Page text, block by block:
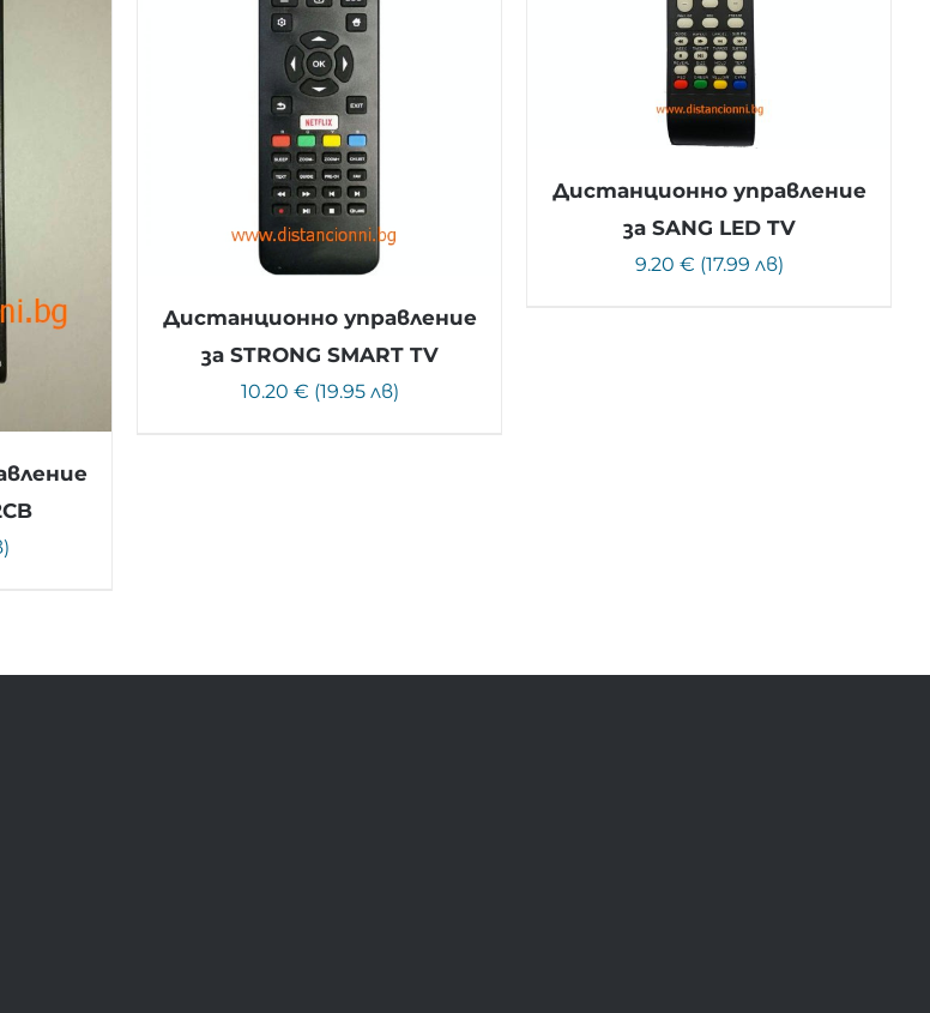
Дистанционно управление
за STRONG SMART TV
10.20 € (19.95 лв)
Дистанционно управление
за SANG LED TV
9.20 € (17.99 лв)